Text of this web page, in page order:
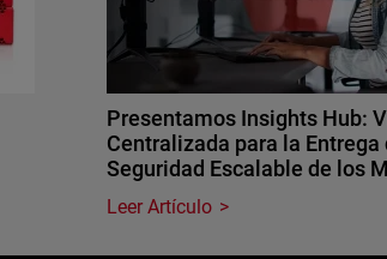
Presentamos Insights Hub:
Centralizada para la Entrega
Seguridad Escalable de los
Leer Artículo